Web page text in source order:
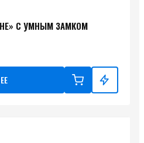
С УМНЫМ ЗАМКОМ